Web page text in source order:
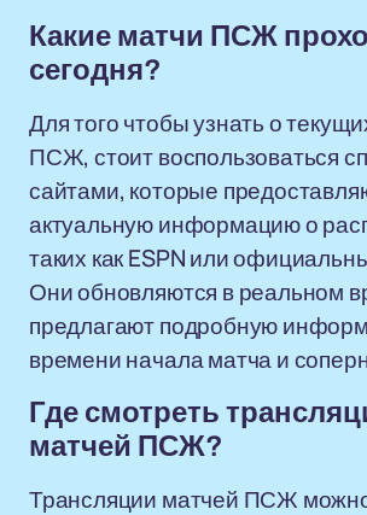
Какие матчи ПСЖ
сегодня?
Для того чтобы узнать о
ПСЖ, стоит воспользоваться
сайтами, которые
актуальную информацию о
таких как ESPN или
Они обновляются в реальном
предлагают подробную
времени начала матча и
Где смотреть
матчей ПСЖ?
Трансляции матчей ПСЖ